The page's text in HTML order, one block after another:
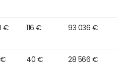
€ 116 € 93 036 €
€ 40 € 28 566 €